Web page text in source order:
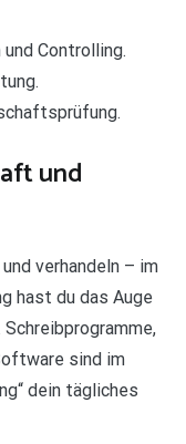
Controlling.
und
verhandeln – im
hast du das Auge
sind im
dein tägliches